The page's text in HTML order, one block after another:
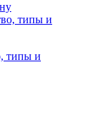
типы и